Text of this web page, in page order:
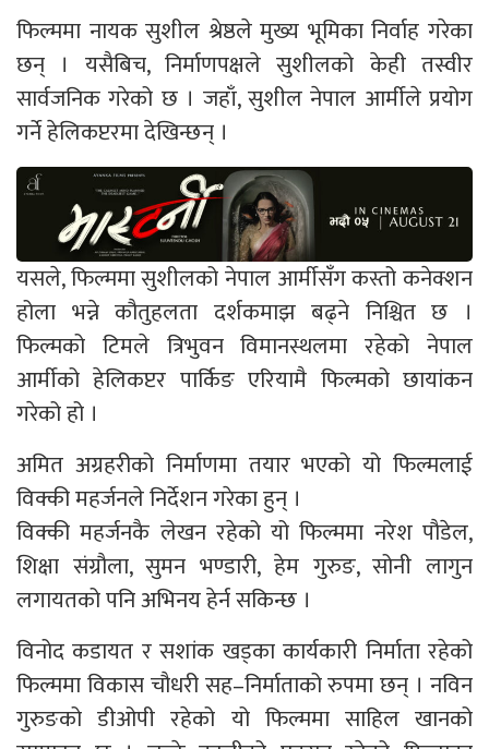
फिल्ममा नायक सुशील श्रेष्ठले मुख्य भूमिका निर्वाह गरेका
छन् । यसैबिच, निर्माणपक्षले सुशीलको केही तस्वीर
सार्वजनिक गरेको छ । जहाँ, सुशील नेपाल आर्मीले प्रयोग
गर्ने हेलिकप्टरमा देखिन्छन् ।
यसले, फिल्ममा सुशीलको नेपाल आर्मीसँग कस्तो कनेक्शन
होला भन्ने कौतुहलता दर्शकमाझ बढ्ने निश्चित छ ।
फिल्मको टिमले त्रिभुवन विमानस्थलमा रहेको नेपाल
आर्मीको हेलिकप्टर पार्किङ एरियामै फिल्मको छायांकन
गरेको हो ।
अमित अग्रहरीको निर्माणमा तयार भएको यो फिल्मलाई
विक्की महर्जनले निर्देशन गरेका हुन् ।
विक्की महर्जनकै लेखन रहेको यो फिल्ममा नरेश पौडेल,
शिक्षा संग्रौला, सुमन भण्डारी, हेम गुरुङ, सोनी लागुन
लगायतको पनि अभिनय हेर्न सकिन्छ ।
विनोद कडायत र सशांक खड्का कार्यकारी निर्माता रहेको
फिल्ममा विकास चौधरी सह–निर्माताको रुपमा छन् । नविन
गुरुङको डीओपी रहेको यो फिल्ममा साहिल खानको